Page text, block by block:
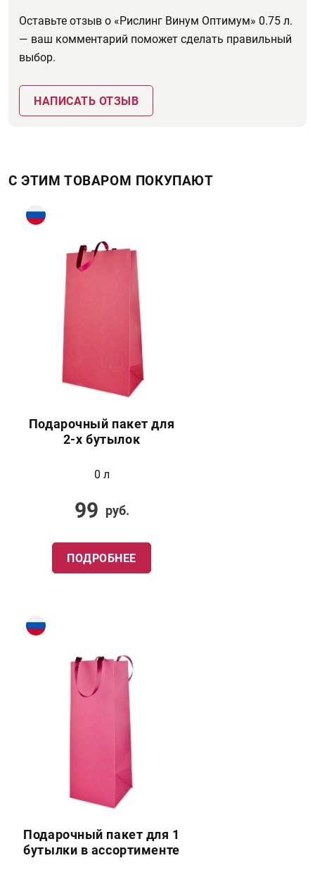
Оставьте отзыв о «Рислинг Винум Оптимум» 0.75 л.
— ваш комментарий поможет сделать правильный
выбор.
НАПИСАТЬ ОТЗЫВ
С ЭТИМ ТОВАРОМ ПОКУПАЮТ
Подарочный пакет для
2-х бутылок
0 л
99 руб.
ПОДРОБНЕЕ
Подарочный пакет для 1
бутылки в ассортименте